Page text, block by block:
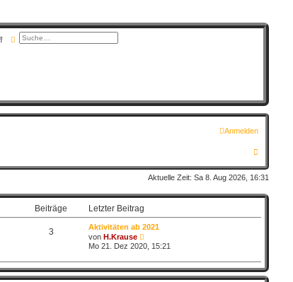
SucheErweiterte Suche
Anmelden
u
e
Aktuelle Zeit: Sa 8. Aug 2026, 16:31
Beiträge Letzter Beitrag
3
Aktivitäten ab 2021
vonH.Krause
e
u
e
s
t
Mo 21. Dez 2020, 15:21